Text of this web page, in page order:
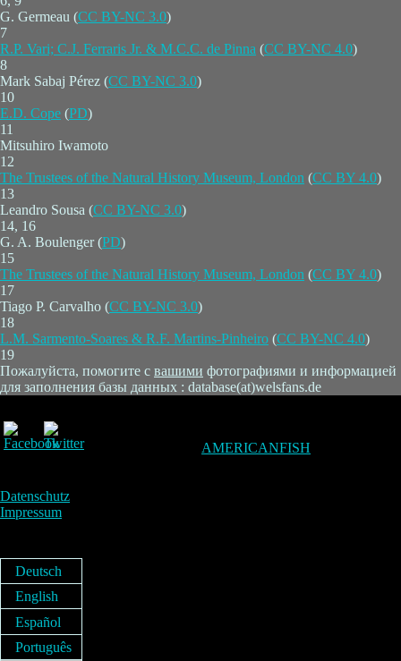
G. Germeau (CC BY-NC 3.0)
7
R.P. Vari; C.J. Ferraris Jr. & M.C.C. de Pinna (CC BY-NC 4.0)
8
Mark Sabaj Pérez (CC BY-NC 3.0)
10
E.D. Cope (PD)
11
Mitsuhiro Iwamoto
12
The Trustees of the Natural History Museum, London (CC BY 4.0)
13
Leandro Sousa (CC BY-NC 3.0)
14, 16
G. A. Boulenger (PD)
15
The Trustees of the Natural History Museum, London (CC BY 4.0)
17
Tiago P. Carvalho (CC BY-NC 3.0)
18
L.M. Sarmento-Soares & R.F. Martins-Pinheiro (CC BY-NC 4.0)
19
Пожалуйста, помогите с вашими фотографиями и информацией
для заполнения базы данных : database(at)welsfans.de
AMERICANFISH
Datenschutz
Impressum
Deutsch
English
Español
Português